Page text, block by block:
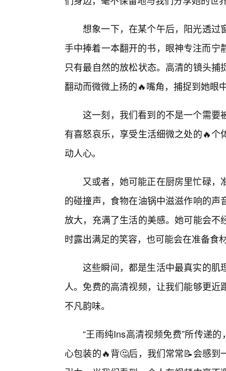
想象一下，在某个午后，阳光透过
手中捧着一本翻开的书，眼神专注而
只有最自然的放松状态。高清的镜头
翻动而微微上扬的🔥嘴角，捕捉到她眼
这一刻，我们看到的不是一个需要
有喜怒哀乐，享受生活细微之处的🔥
动人心。
又或者，她可能正在厨房里忙碌
的碰撞声，食物在油锅中滋滋作响的
放大，充满了生活的美感。她可能会
时露出满足的笑容，也可能会在准备食
这些瞬间，都是生活中最真实的肌
人。免费的高清视频，让我们能够更
不凡韵味。
“王雨纯Ins高清视频免费”所传递
心包装的🔥背🤔后，我们常常📝会感